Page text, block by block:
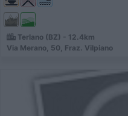
Terlano (BZ) - 12.4km
Via Merano, 50, Fraz. Vilpiano